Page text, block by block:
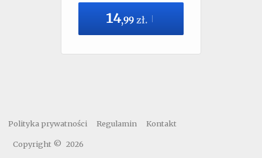
14,99 zł.
Polityka prywatności Regulamin Kontakt
Copyright © 2026